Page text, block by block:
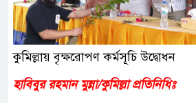
কুমিল্লায় বৃক্ষরোপণ কর্মসূচি উদ্বোধন
হাবিবুর রহমান মুন্না/কুমিল্লা প্রতিনিধিঃ